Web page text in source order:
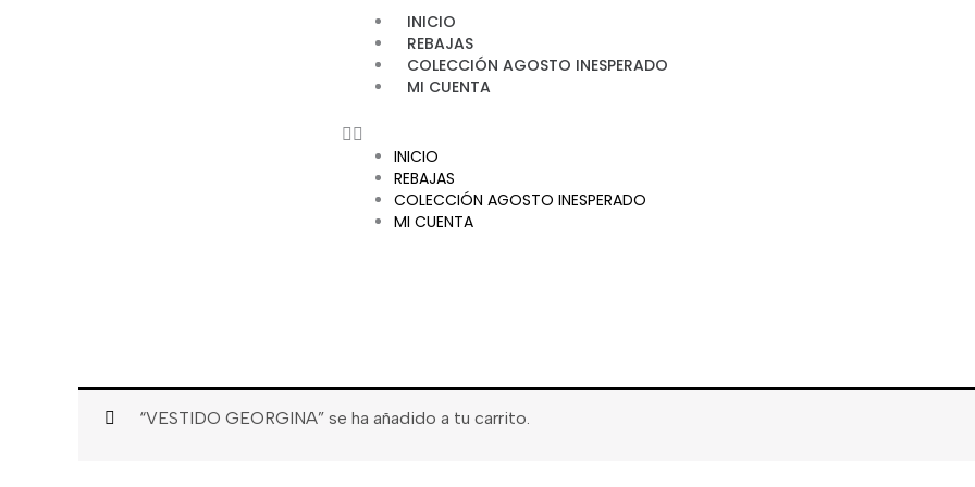
INICIO
REBAJAS
COLECCIÓN AGOSTO INESPERADO
MI CUENTA
INICIO
REBAJAS
COLECCIÓN AGOSTO INESPERADO
MI CUENTA
“VESTIDO GEORGINA” se ha añadido a tu carrito.